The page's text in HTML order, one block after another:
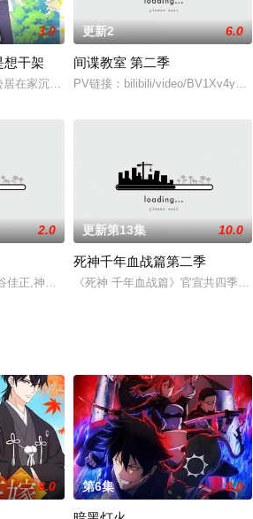
3.0
想干架
在家沉迷游戏度日，实际上却在某个不为人知
更新2 6.0
间谍教室 第二季
PV链接：bilibili/video/
2.0
佳正,神谷浩史,丰永利行,岛村侑
更新第13集 10.0
死神千年血战篇第二季
《死神 千年血战篇》官宣共四季
8.0 第6集 8.0